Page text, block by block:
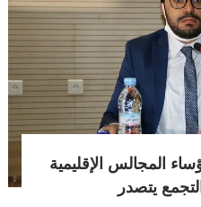
المجالس الإقليمية
يتصدر